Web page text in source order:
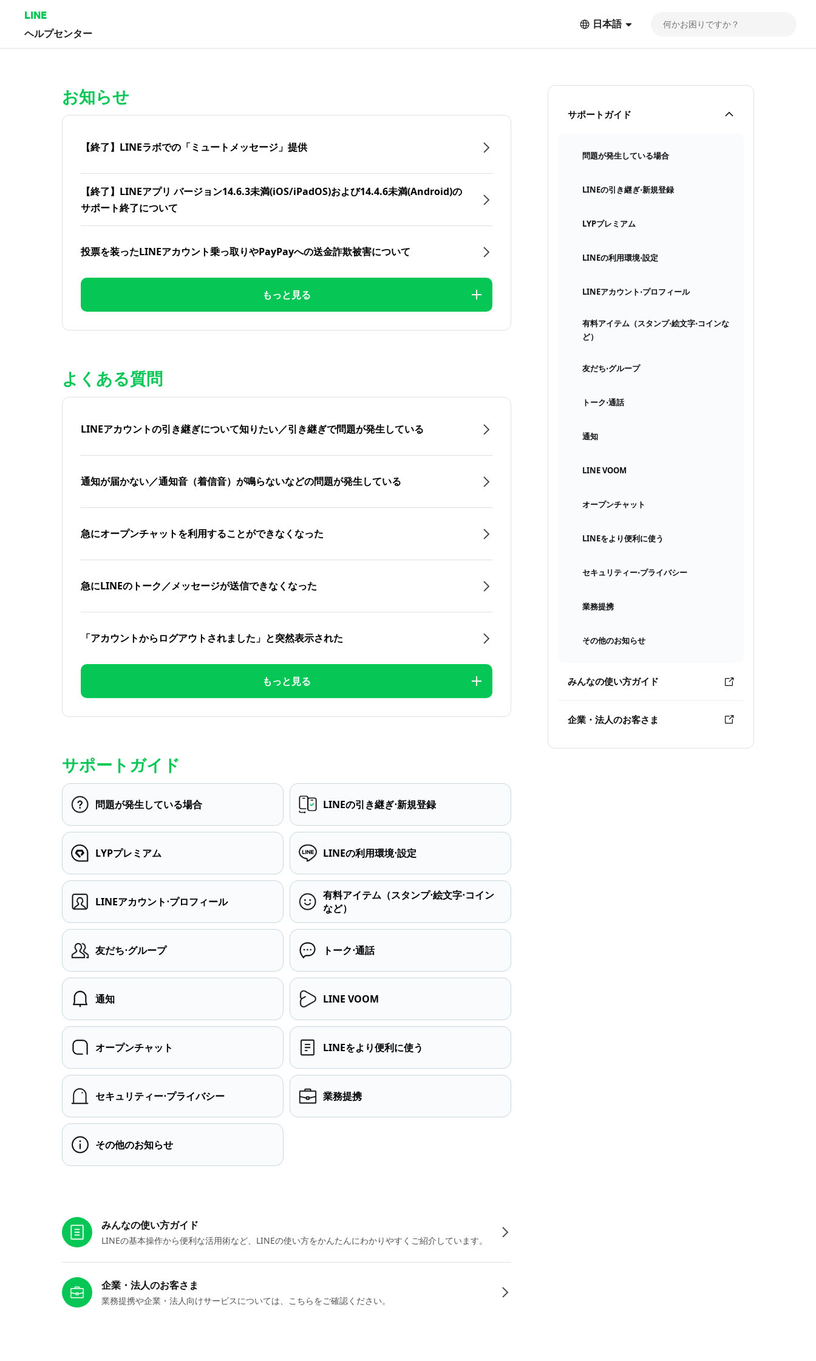
LINE
ヘルプセンター
日本語
サポートガイド
問題が発生している場合
LINEの引き継ぎ⋅新規登録
LYPプレミアム
LINEの利用環境⋅設定
LINEアカウント⋅プロフィール
有料アイテム（スタンプ⋅絵文字⋅コインな
ど）
友だち⋅グループ
トーク⋅通話
通知
LINE VOOM
オープンチャット
LINEをより便利に使う
セキュリティー⋅プライバシー
業務提携
その他のお知らせ
みんなの使い方ガイド
企業・法人のお客さま
お知らせ
【終了】LINEラボでの「ミュートメッセージ」提供
【終了】LINEアプリ バージョン14.6.3未満(iOS/iPadOS)および14.4.6未満(Android)の
サポート終了について
投票を装ったLINEアカウント乗っ取りやPayPayへの送金詐欺被害について
もっと見る
よくある質問
LINEアカウントの引き継ぎについて知りたい／引き継ぎで問題が発生している
通知が届かない／通知音（着信音）が鳴らないなどの問題が発生している
急にオープンチャットを利用することができなくなった
急にLINEのトーク／メッセージが送信できなくなった
「アカウントからログアウトされました」と突然表示された
もっと見る
サポートガイド
問題が発生している場合 LINEの引き継ぎ⋅新規登録
LYPプレミアム LINEの利用環境⋅設定
LINEアカウント⋅プロフィール
有料アイテム（スタンプ⋅絵文字⋅コイン
など）
友だち⋅グループ トーク⋅通話
通知 LINE VOOM
オープンチャット LINEをより便利に使う
セキュリティー⋅プライバシー 業務提携
その他のお知らせ
みんなの使い方ガイド
LINEの基本操作から便利な活用術など、LINEの使い方をかんたんにわかりやすくご紹介しています。
企業・法人のお客さま
業務提携や企業・法人向けサービスについては、こちらをご確認ください。